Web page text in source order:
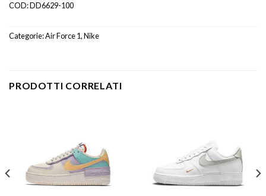
COD:DD6629-100
Categorie:Air Force 1,Nike
PRODOTTI CORRELATI